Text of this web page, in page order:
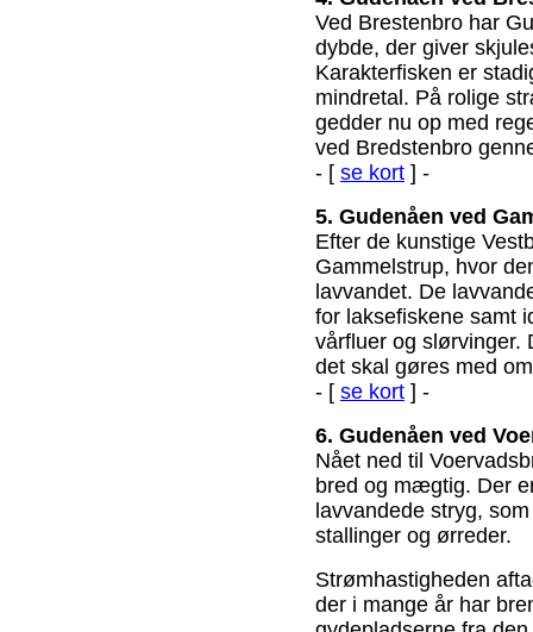
Ved Brestenbro har
dybde, der giver
Karakterfisken er
mindretal. På rolige
gedder nu op med
ved Bredstenbro
- [ se kort ] -
5. Gudenåen ved
Efter de kunstige
Gammelstrup, hvor
lavvandet. De
for laksefiskene samt
vårfluer og slørvinger.
det skal gøres med
- [ se kort ] -
6. Gudenåen ved
Nået ned til
bred og mægtig. Der
lavvandede stryg,
stallinger og ørreder.
Strømhastigheden
der i mange år har